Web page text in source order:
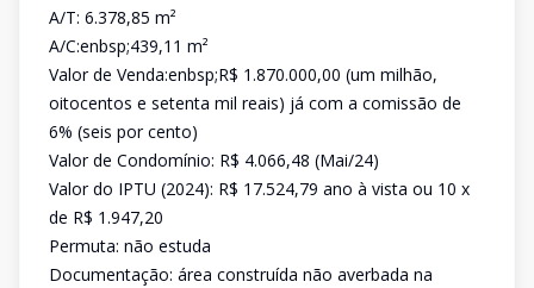
A/T: 6.378,85 m²
A/C:enbsp;439,11 m²
Valor de Venda:enbsp;R$ 1.870.000,00 (um milhão,
oitocentos e setenta mil reais) já com a comissão de
6% (seis por cento)
Valor de Condomínio: R$ 4.066,48 (Mai/24)
Valor do IPTU (2024): R$ 17.524,79 ano à vista ou 10 x
de R$ 1.947,20
Permuta: não estuda
Documentação: área construída não averbada na